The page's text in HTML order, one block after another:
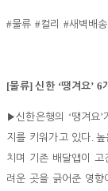
#물류 #컬리 #새벽배송
[물류]신한 ‘땡겨요’ 6
▶신한은행의 ‘땡겨요’
지를 키워가고 있다. 높
치며 기존 배달앱이 고
려운 곳을 긁어준 영향